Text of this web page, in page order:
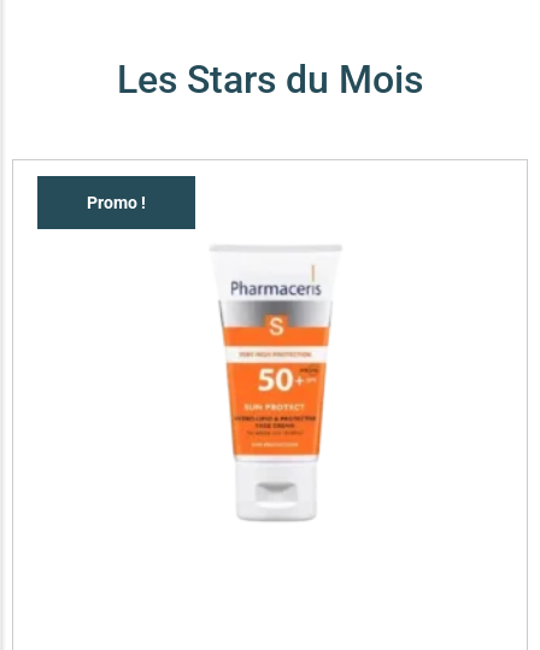
Les Stars du Mois
Promo !